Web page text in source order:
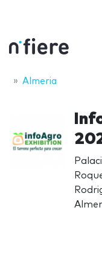
Almeria